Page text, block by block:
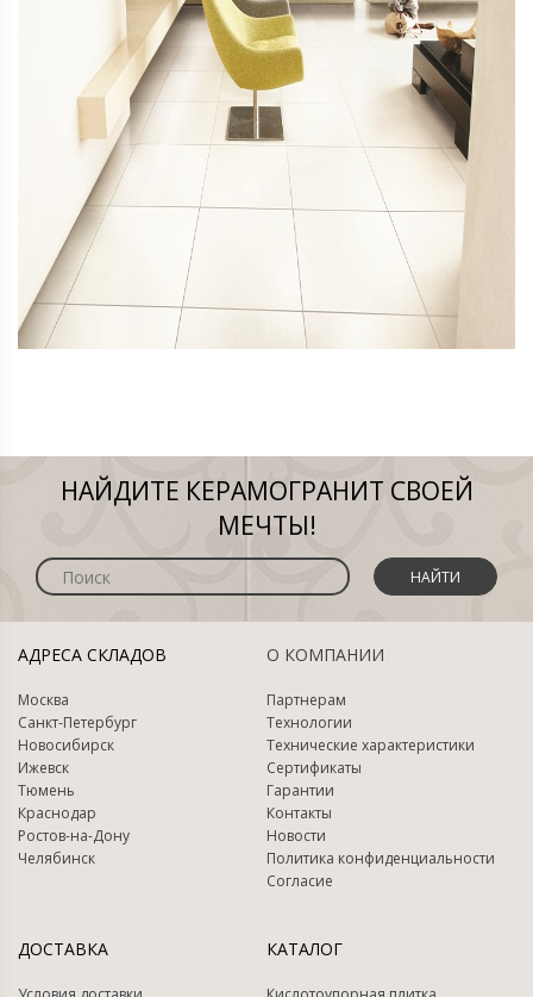
НАЙДИТЕ КЕРАМОГРАНИТ СВОЕЙ
МЕЧТЫ!
НАЙТИ
АДРЕСА СКЛАДОВ
Москва
Санкт-Петербург
Новосибирск
Ижевск
Тюмень
Краснодар
Ростов-на-Дону
Челябинск
О КОМПАНИИ
Партнерам
Технологии
Технические характеристики
Сертификаты
Гарантии
Контакты
Новости
Политика конфиденциальности
Согласие
ДОСТАВКА КАТАЛОГ